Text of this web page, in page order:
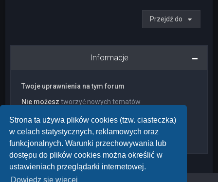
Strona ta używa plików cookies (tzw. ciasteczka)
w celach statystycznych, reklamowych oraz
funkcjonalnych. Warunki przechowywania lub
dostępu do plików cookies można określić w
ustawieniach przeglądarki internetowej.
Dowiedz się więcej
Przejdź do
Informacje
Twoje uprawnienia na tym forum
Nie możesz tworzyć nowych tematów
Nie możeszzmieniać swoich postów
Nie możesz
usuwać swoich postów
Nie możeszdodawać załączników